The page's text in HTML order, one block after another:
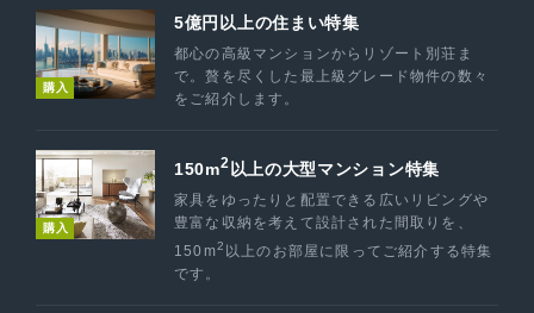
購入
5億円以上の住まい特集
都心の高級マンションからリゾート別荘ま
で。贅を尽くした最上級グレード物件の数々
をご紹介します。
購入
150m2 以上の大型マンション特集
家具をゆったりと配置できる広いリビングや
豊富な収納を考えて設計された間取りを、
150m2 以上のお部屋に限ってご紹介する特集
です。